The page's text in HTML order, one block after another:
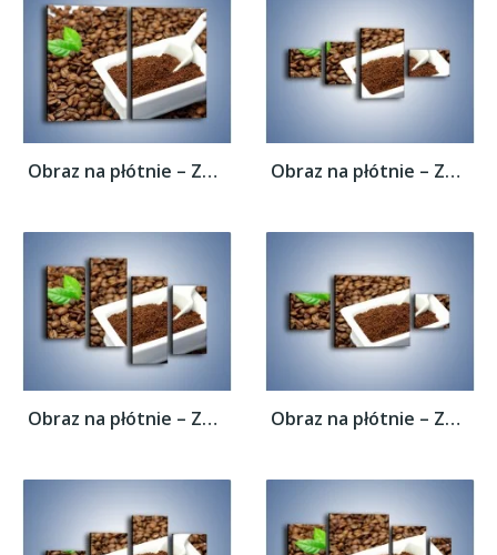
Obraz na płótnie – Zmielona kawa –... Obraz na płótnie – Zmielona kawa –...
Obraz na płótnie – Zmielona kawa –... Obraz na płótnie – Zmielona kawa –...